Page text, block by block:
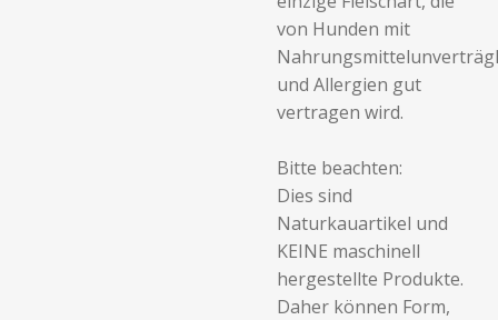
von Hunden mit
und Allergien gut
vertragen wird.
Bitte beachten:
Dies sind
Naturkauartikel und
KEINE maschinell
hergestellte Produkte.
Daher können Form,